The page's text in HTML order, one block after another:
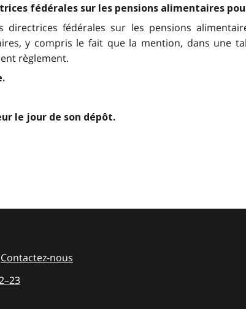
fédérales sur les pensions alimentaires
directrices fédérales sur les pensions
y compris le fait que la mention, dans une
règlement.
le jour de son dépôt.
Contactez-nous